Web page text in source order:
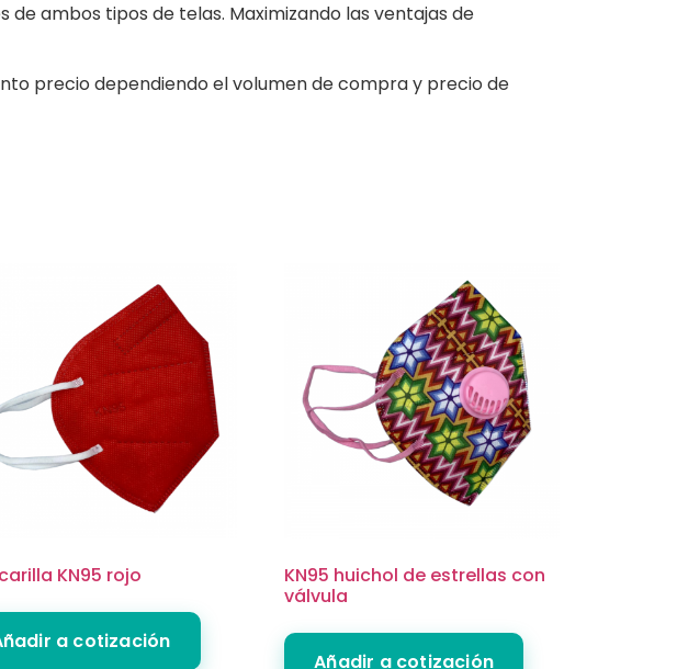
ambos tipos de telas. Maximizando las ventajas de
precio dependiendo el volumen de compra y precio de
KN95 rojo
a cotización
KN95 huichol de estrellas con
válvula
Añadir a cotización